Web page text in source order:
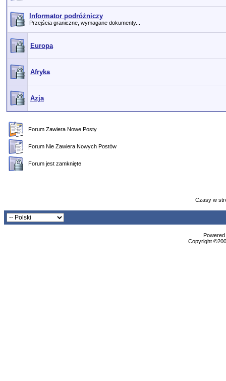
Informator podróżniczy
Przejścia graniczne, wymagane dokumenty...
Europa
Afryka
Azja
Forum Zawiera Nowe Posty
Forum Nie Zawiera Nowych Postów
Forum jest zamknięte
Czasy w
Copyright